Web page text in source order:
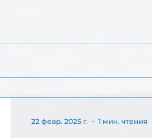
22 февр. 2025 г. 1 мин. чтения